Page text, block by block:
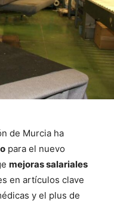
de Murcia ha
para el nuevo
mejoras salariales
en artículos clave
y el plus de